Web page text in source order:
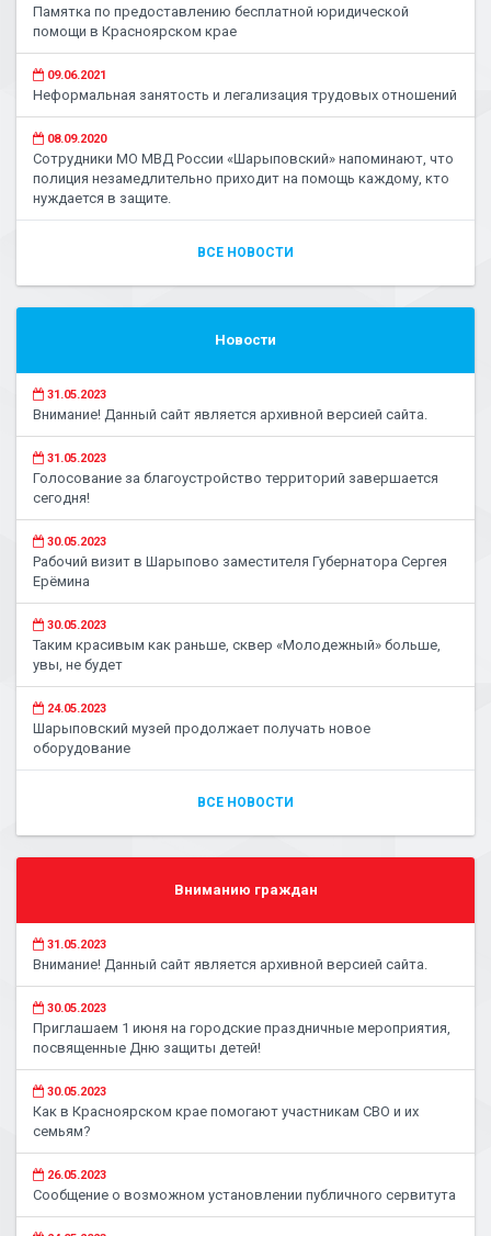
Памятка по предоставлению бесплатной юридической
помощи в Красноярском крае
09.06.2021
Неформальная занятость и легализация трудовых отношений
08.09.2020
Сотрудники МО МВД России «Шарыповский» напоминают, что
полиция незамедлительно приходит на помощь каждому, кто
нуждается в защите.
ВСЕ НОВОСТИ
Новости
31.05.2023
Внимание! Данный сайт является архивной версией сайта.
31.05.2023
Голосование за благоустройство территорий завершается
сегодня!
30.05.2023
Рабочий визит в Шарыпово заместителя Губернатора Сергея
Ерёмина
30.05.2023
Таким красивым как раньше, сквер «Молодежный» больше,
увы, не будет
24.05.2023
Шарыповский музей продолжает получать новое
оборудование
ВСЕ НОВОСТИ
Вниманию граждан
31.05.2023
Внимание! Данный сайт является архивной версией сайта.
30.05.2023
Приглашаем 1 июня на городские праздничные мероприятия,
посвященные Дню защиты детей!
30.05.2023
Как в Красноярском крае помогают участникам СВО и их
семьям?
26.05.2023
Сообщение о возможном установлении публичного сервитута